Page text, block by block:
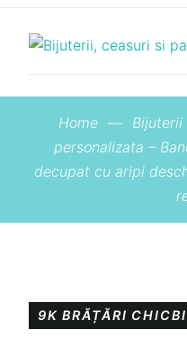
Home — Bijuterii
personalizata –
decupat cu aripi
9K BRĂȚĂRI